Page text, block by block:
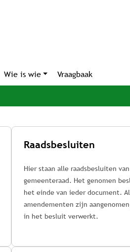
Wie is wie Vraagbaak
Raadsbesluiten
Hier staan alle raadsbesluiten
gemeenteraad. Het genomen
het einde van ieder document.
amendementen zijn
in het besluit verwerkt.